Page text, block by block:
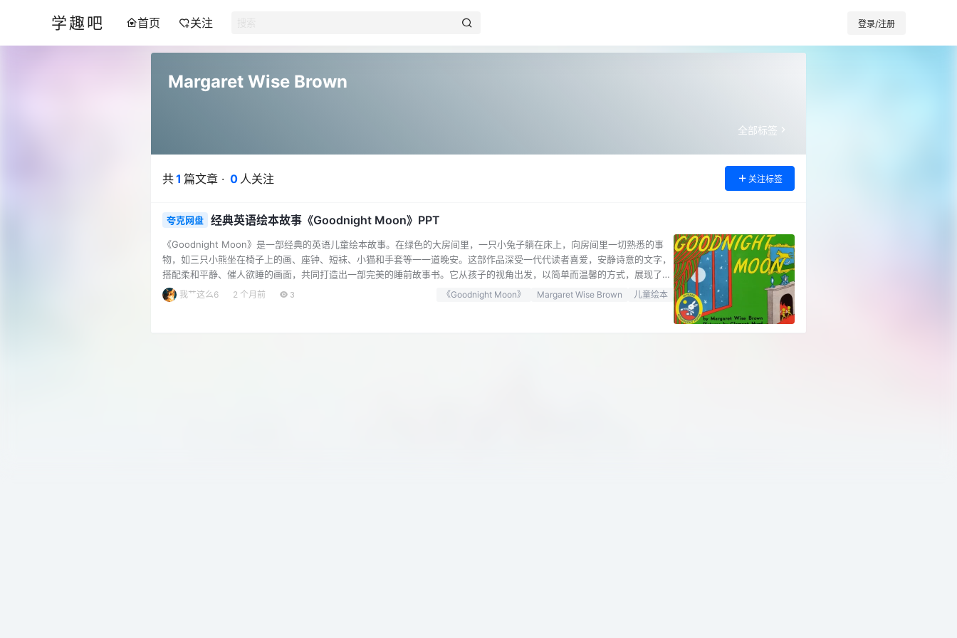
学趣吧 首页 关注 登录/注册
Margaret Wise Brown
全部标签
共1 篇文章 · 0 人关注 关注标签
夸克网盘 经典英语绘本故事《Goodnight Moon》PPT
《Goodnight Moon》是一部经典的英语儿童绘本故事。在绿色的大房间里，一只小兔子躺在床上，向房间里一切熟悉的事
物，如三只小熊坐在椅子上的画、座钟、短袜、小猫和手套等一一道晚安。这部作品深受一代代读者喜爱，安静诗意的文字，
搭配柔和平静、催人欲睡的画面，共同打造出一部完美的睡前故事书。它从孩子的视角出发，以简单而温馨的方式，展现了睡
前的宁静与美好，极易引起小读者的共鸣。自1947年出版至今，《Goodnight Moon》已被翻译成多种语言，不同译本发行
超过2000万册，荣誉等身，经久不衰。无论是家长在睡前为孩子讲述，还是孩子自主阅读，都能在其中感受到温暖与安宁，
我艹这么6 2 个月前 3 《Goodnight Moon》 Margaret Wise Brown 儿童绘本